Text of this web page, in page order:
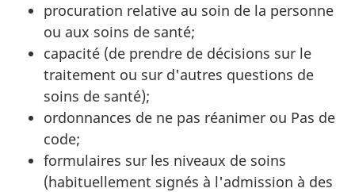
procuration relative au soin de la personne
ou aux soins de santé;
capacité (de prendre de décisions sur le
traitement ou sur d'autres questions de
soins de santé);
ordonnances de ne pas réanimer ou Pas de
code;
formulaires sur les niveaux de soins
(habituellement signés à l'admission à des